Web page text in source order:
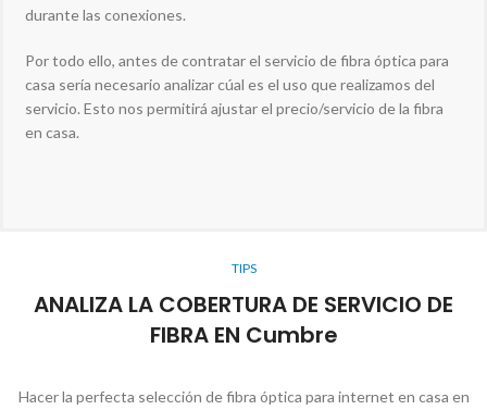
durante las conexiones.
Por todo ello, antes de contratar el servicio de fibra óptica para
casa sería necesario analizar cúal es el uso que realizamos del
servicio. Esto nos permitirá ajustar el precio/servicio de la fibra
en casa.
TIPS
ANALIZA LA COBERTURA DE SERVICIO DE
FIBRA EN Cumbre
Hacer la perfecta selección de fibra óptica para internet en casa en